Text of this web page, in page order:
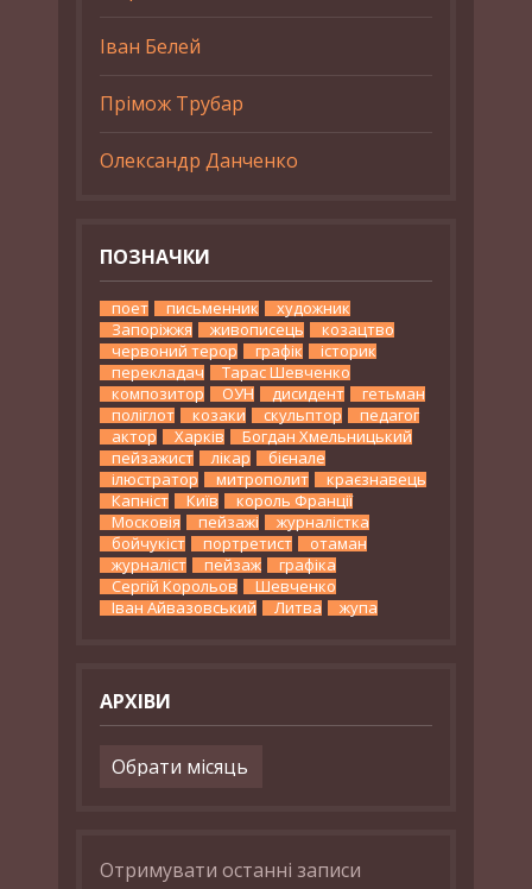
Іван Белей
Прімож Трубар
Олександр Данченко
ПОЗНАЧКИ
поет письменник
художник
Запоріжжя
живописець
козацтво
червоний терор
графік
історик
перекладач
Тарас Шевченко
композитор
ОУН дисидент
гетьман
поліглот
козаки скульптор
педагог
актор
Харків
Богдан Хмельницький
пейзажист
лікар
бієнале
ілюстратор
митрополит
краєзнавець
Капніст
Київ
король Франції
Московія
пейзажі
журналістка
бойчукіст
портретист
отаман
журналіст
пейзаж
графіка
Сергій Корольов
Шевченко
Іван Айвазовський
Литва жупа
АРХІВИ
Архіви
Отримувати останні записи